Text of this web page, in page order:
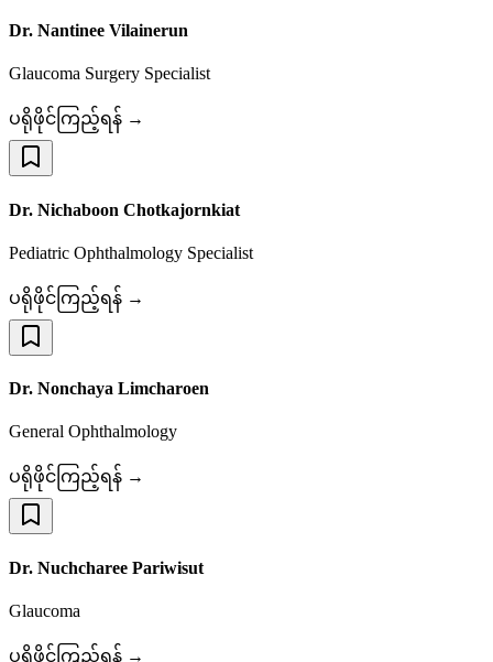
Dr. Nantinee Vilainerun
Glaucoma Surgery Specialist
ပရိုဖိုင်ကြည့်ရန် →
Dr. Nichaboon Chotkajornkiat
Pediatric Ophthalmology Specialist
ပရိုဖိုင်ကြည့်ရန် →
Dr. Nonchaya Limcharoen
General Ophthalmology
ပရိုဖိုင်ကြည့်ရန် →
Dr. Nuchcharee Pariwisut
Glaucoma
ပရိုဖိုင်ကြည့်ရန် →